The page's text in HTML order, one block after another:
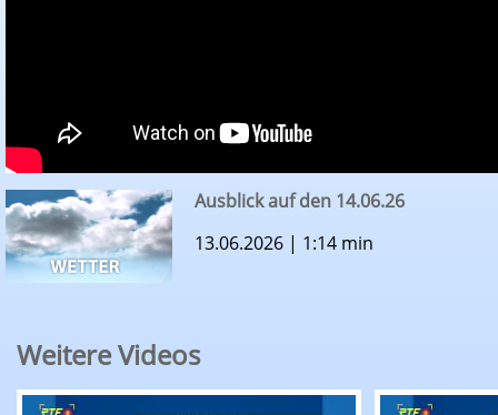
Ausblick auf den 14.06.26
13.06.2026 | 1:14 min
Weitere Videos